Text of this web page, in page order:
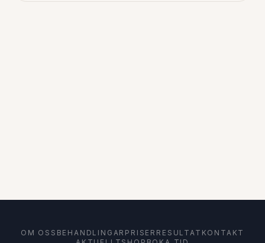
OM OSS BEHANDLINGAR PRISER RESULTAT KONTAKT